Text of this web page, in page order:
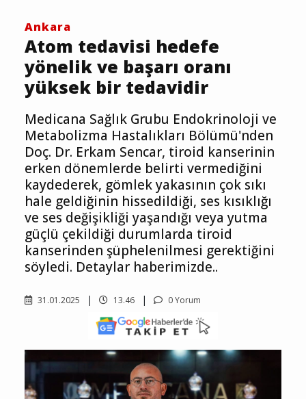
Ankara
Atom tedavisi hedefe
yönelik ve başarı oranı
yüksek bir tedavidir
Medicana Sağlık Grubu Endokrinoloji ve
Metabolizma Hastalıkları Bölümü'nden
Doç. Dr. Erkam Sencar, tiroid kanserinin
erken dönemlerde belirti vermediğini
kaydederek, gömlek yakasının çok sıkı
hale geldiğinin hissedildiği, ses kısıklığı
ve ses değişikliği yaşandığı veya yutma
güçlü çekildiği durumlarda tiroid
kanserinden şüphelenilmesi gerektiğini
söyledi. Detaylar haberimizde..
31.01.2025 13.46 0 Yorum